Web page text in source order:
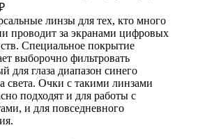
линзы для тех, кто много
проводит за экранами цифровых
Специальное покрытие
выборочно фильтровать
для глаза диапазон синего
света. Очки с такими линзами
подходят и для работы с
и для повседневного